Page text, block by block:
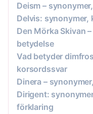
Deism –
Delvis:
Den Mörka Skivan
betydelse
Vad betyder
korsordssvar
Dinera –
Dirigent:
förklaring